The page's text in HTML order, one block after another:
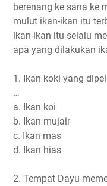
berenang ke sana ke
mulut ikan-ikan itu
ikan-ikan itu selalu
apa yang dilakukan
1. Ikan koki yang
…
a. Ikan koi
b. Ikan mujair
c. Ikan mas
d. Ikan hias
2. Tempat Dayu